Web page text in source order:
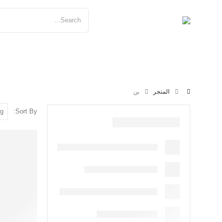
المتجر بن
Sort By: